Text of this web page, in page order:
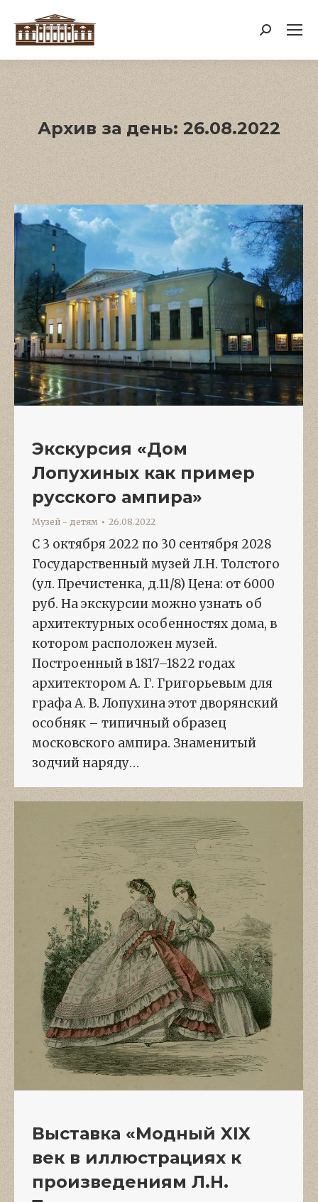
Поиск:
Архив за день: 26.08.2022
Экскурсия «Дом
Лопухиных как пример
русского ампира»
Музей - детям 26.08.2022
С 3 октября 2022 по 30 сентября 2028
Государственный музей Л.Н. Толстого
(ул. Пречистенка, д.11/8) Цена: от 6000
руб. На экскурсии можно узнать об
архитектурных особенностях дома, в
котором расположен музей.
Построенный в 1817–1822 годах
архитектором А. Г. Григорьевым для
графа А. В. Лопухина этот дворянский
особняк – типичный образец
московского ампира. Знаменитый
зодчий наряду…
Выставка «Модный XIX
век в иллюстрациях к
произведениям Л.Н.